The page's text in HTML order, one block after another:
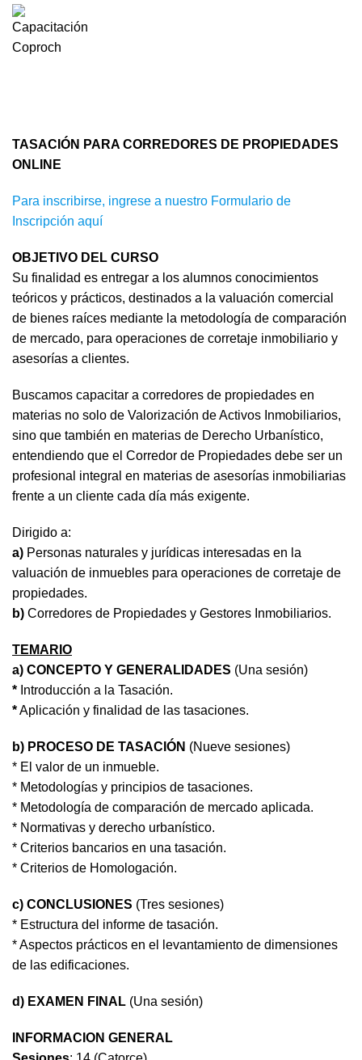
TASACIÓN PARA CORREDORES DE PROPIEDADES
ONLINE
Para inscribirse, ingrese a nuestro Formulario de
Inscripción aquí
OBJETIVO DEL CURSO
Su finalidad es entregar a los alumnos conocimientos
teóricos y prácticos, destinados a la valuación comercial
de bienes raíces mediante la metodología de comparación
de mercado, para operaciones de corretaje inmobiliario y
asesorías a clientes.
Buscamos capacitar a corredores de propiedades en
materias no solo de Valorización de Activos Inmobiliarios,
sino que también en materias de Derecho Urbanístico,
entendiendo que el Corredor de Propiedades debe ser un
profesional integral en materias de asesorías inmobiliarias
frente a un cliente cada día más exigente.
Dirigido a:
a) Personas naturales y jurídicas interesadas en la
valuación de inmuebles para operaciones de corretaje de
propiedades.
b) Corredores de Propiedades y Gestores Inmobiliarios.
TEMARIO
a) CONCEPTO Y GENERALIDADES (Una sesión)
* Introducción a la Tasación.
*Aplicación y finalidad de las tasaciones.
b) PROCESO DE TASACIÓN (Nueve sesiones)
* El valor de un inmueble.
* Metodologías y principios de tasaciones.
* Metodología de comparación de mercado aplicada.
* Normativas y derecho urbanístico.
* Criterios bancarios en una tasación.
* Criterios de Homologación.
c) CONCLUSIONES (Tres sesiones)
* Estructura del informe de tasación.
* Aspectos prácticos en el levantamiento de dimensiones
de las edificaciones.
d) EXAMEN FINAL (Una sesión)
INFORMACION GENERAL